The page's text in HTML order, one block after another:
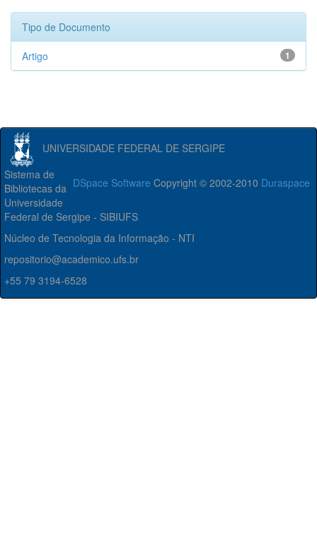
Tipo de Documento
1
Artigo
UNIVERSIDADE FEDERAL DE SERGIPE
DSpace Software Copyright © 2002-2010 Duraspace
Sistema de
Bibliotecas da
Universidade
Federal de Sergipe - SIBIUFS
Núcleo de Tecnologia da Informação - NTI
repositorio@academico.ufs.br
+55 79 3194-6528